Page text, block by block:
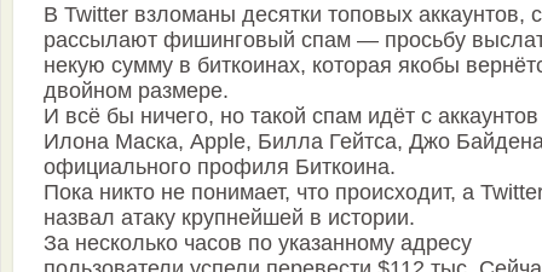
В Twitter взломаны десятки топовых аккаунтов,
рассылают фишинговый спам — просьбу
некую сумму в биткоинах, которая якобы
двойном размере.
И всё бы ничего, но такой спам идёт с аккаунтов
Илона Маска, Apple, Билла Гейтса, Джо
официального профиля Биткоина.
Пока никто не понимает, что происходит, а
назвал атаку крупнейшей в истории.
За несколько часов по указанному адресу